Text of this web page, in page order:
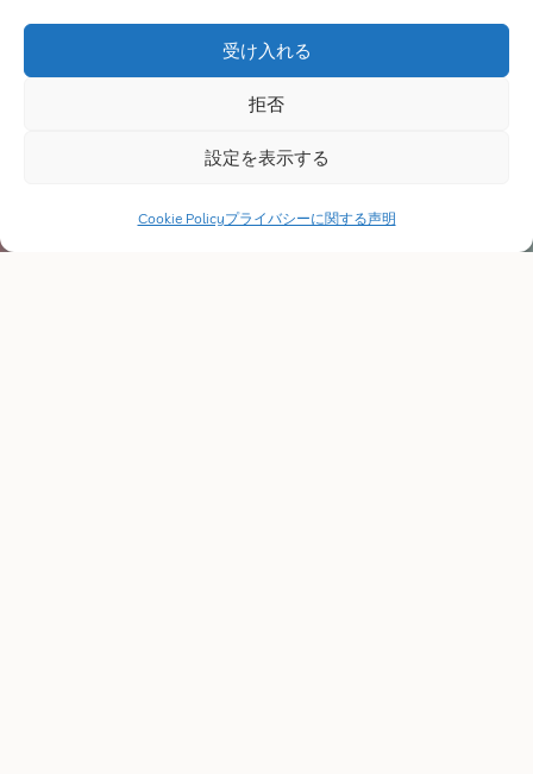
受け入れる
拒否
設定を表示する
Cookie Policyプライバシーに関する声明